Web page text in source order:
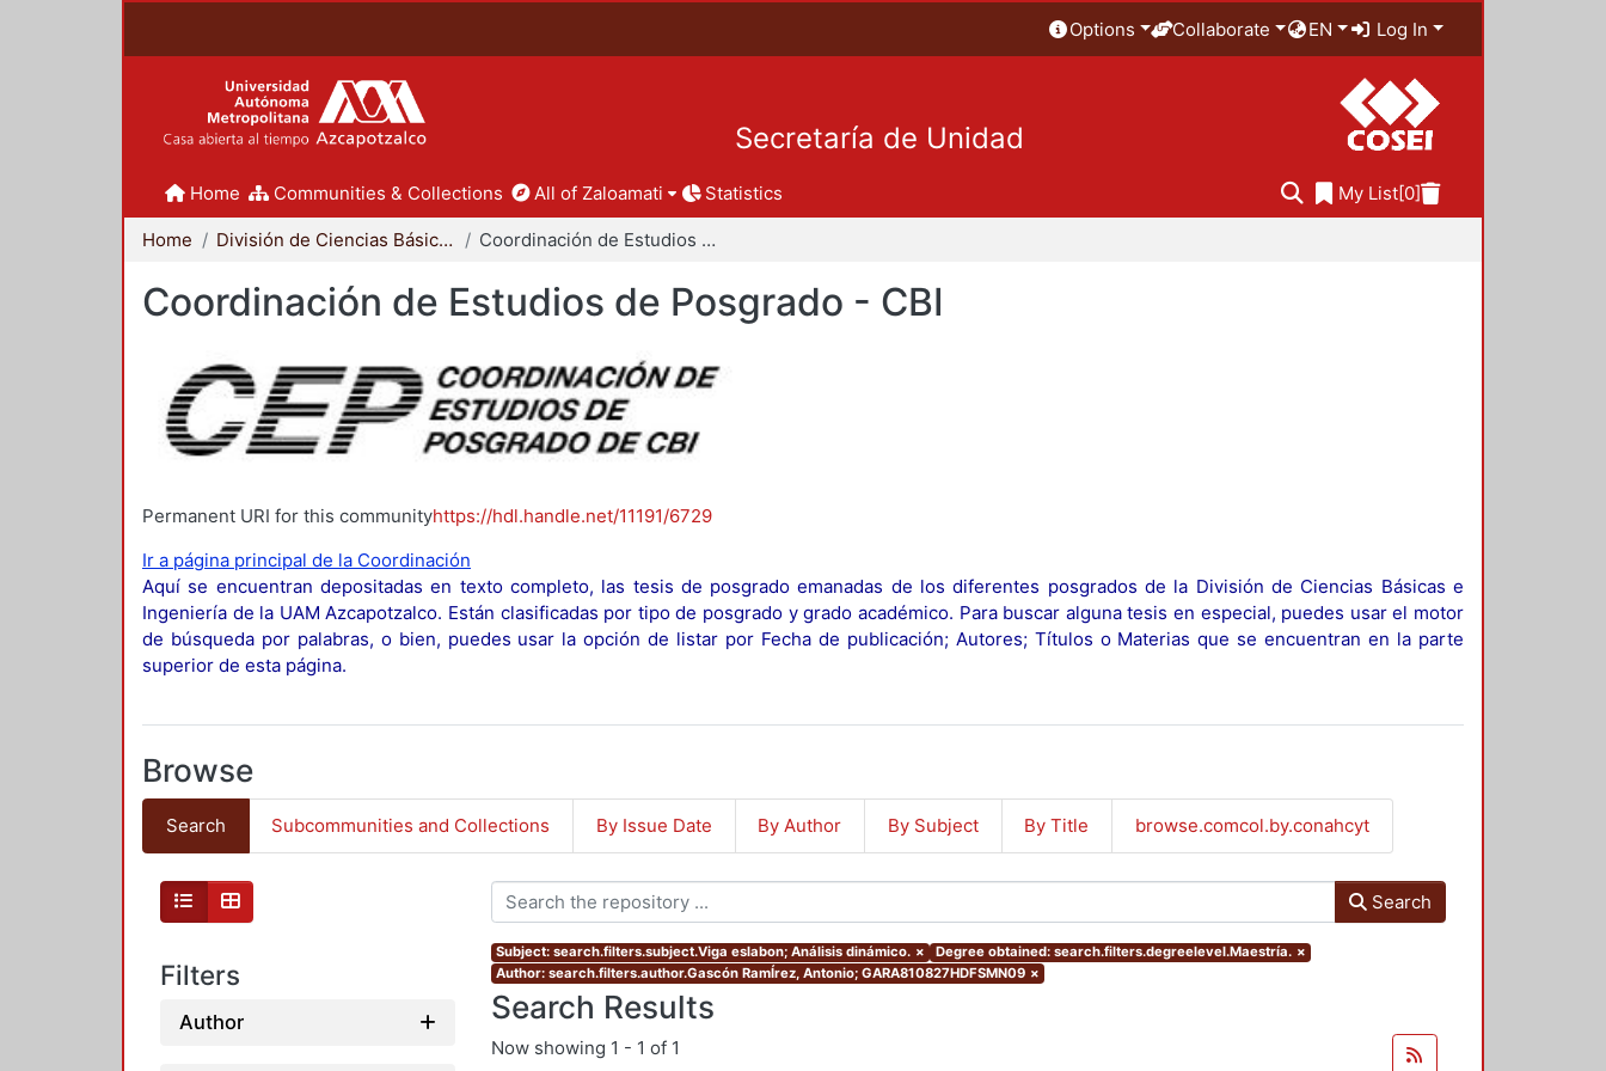
Options Collaborate EN Log In
Secretaría de Unidad
Home Communities & Collections All of Zaloamati Statistics My List[0]
Home División de Ciencias Básicas e Ingeniería Coordinación de Estudios de Posgrado - CBI
Coordinación de Estudios de Posgrado - CBI
Permanent URI for this communityhttps://hdl.handle.net/11191/6729
Ir a página principal de la Coordinación
Aquí se encuentran depositadas en texto completo, las tesis de posgrado emanadas de los diferentes posgrados de la División de Ciencias Básicas e
Ingeniería de la UAM Azcapotzalco. Están clasificadas por tipo de posgrado y grado académico. Para buscar alguna tesis en especial, puedes usar el motor
de búsqueda por palabras, o bien, puedes usar la opción de listar por Fecha de publicación; Autores; Títulos o Materias que se encuentran en la parte
superior de esta página.
Browse
Search Subcommunities and Collections By Issue Date By Author By Subject By Title browse.comcol.by.conahcyt
Filters
Author
Search
Subject: search.filters.subject.Viga eslabon; Análisis dinámico. × Degree obtained: search.filters.degreelevel.Maestría. ×
Author: search.filters.author.Gascón RamÍrez, Antonio; GARA810827HDFSMN09 ×
Search Results
Now showing 1 - 1 of 1